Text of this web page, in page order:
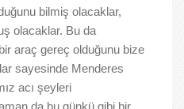
bilmiş olacaklar,
olacaklar. Bu da
araç gereç olduğunu bize
sayesinde Menderes
acı şeyleri